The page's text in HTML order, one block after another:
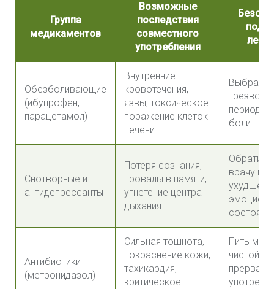
Группа
медикаментов
Возможные
последствия
совместного
употребления
Обезболивающие
(ибупрофен,
парацетамол)
Внутренние
кровотечения,
язвы, токсическое
поражение клеток
печени
Выбрать
период
боли
Снотворные и
антидепрессанты
Потеря сознания,
провалы в памяти,
угнетение центра
дыхания
врачу при
Антибиотики
(метронидазол)
Сильная тошнота,
покраснение кожи,
тахикардия,
критическое
Пить
чистой
прервать